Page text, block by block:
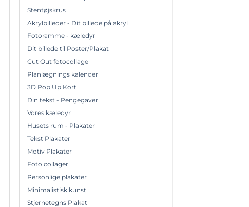
Stentøjskrus
Akrylbilleder - Dit billede på akryl
Fotoramme - kæledyr
Dit billede til Poster/Plakat
Cut Out fotocollage
Planlægnings kalender
3D Pop Up Kort
Din tekst - Pengegaver
Vores kæledyr
Husets rum - Plakater
Tekst Plakater
Motiv Plakater
Foto collager
Personlige plakater
Minimalistisk kunst
Stjernetegns Plakat